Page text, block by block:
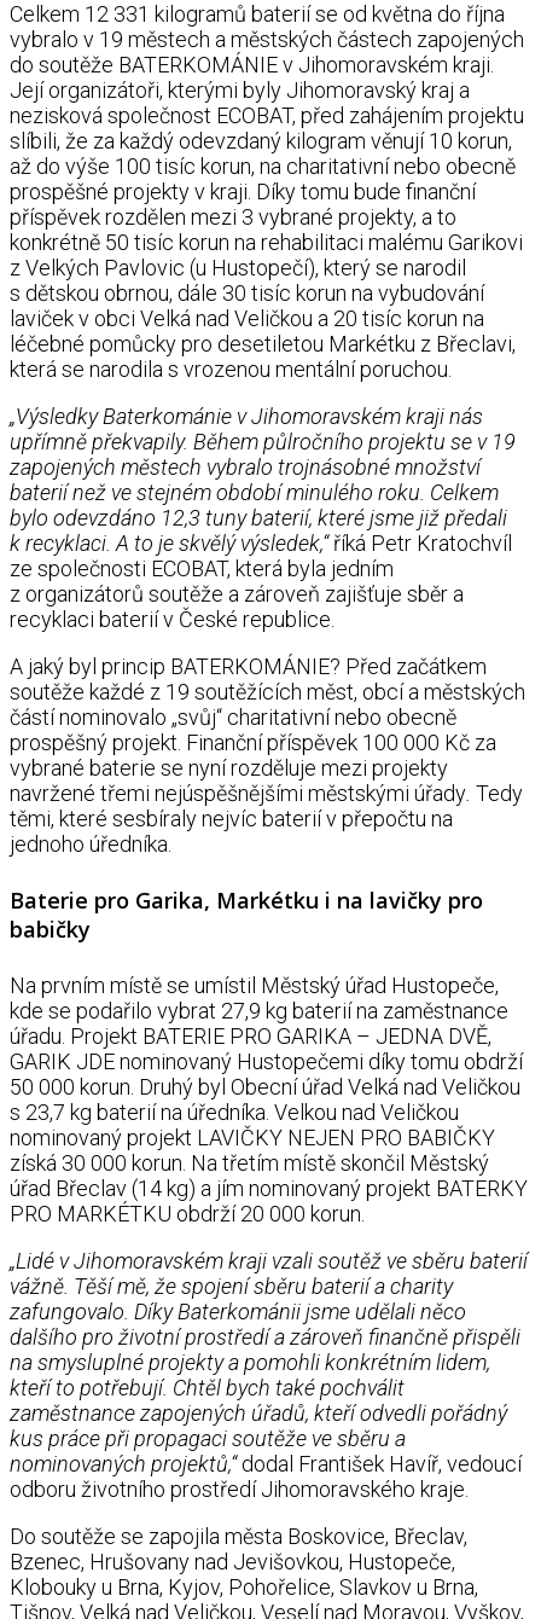
Celkem 12 331 kilogramů baterií se od května do října
vybralo v 19 městech a městských částech zapojených
do soutěže BATERKOMÁNIE v Jihomoravském kraji.
Její organizátoři, kterými byly Jihomoravský kraj a
nezisková společnost ECOBAT, před zahájením projektu
slíbili, že za každý odevzdaný kilogram věnují 10 korun,
až do výše 100 tisíc korun, na charitativní nebo obecně
prospěšné projekty v kraji. Díky tomu bude finanční
příspěvek rozdělen mezi 3 vybrané projekty, a to
konkrétně 50 tisíc korun na rehabilitaci malému Garikovi
z Velkých Pavlovic (u Hustopečí), který se narodil
s dětskou obrnou, dále 30 tisíc korun na vybudování
laviček v obci Velká nad Veličkou a 20 tisíc korun na
léčebné pomůcky pro desetiletou Markétku z Břeclavi,
která se narodila s vrozenou mentální poruchou.
„Výsledky Baterkománie v Jihomoravském kraji nás
upřímně překvapily. Během půlročního projektu se v 19
zapojených městech vybralo trojnásobné množství
baterií než ve stejném období minulého roku. Celkem
bylo odevzdáno 12,3 tuny baterií, které jsme již předali
k recyklaci. A to je skvělý výsledek,“říká Petr Kratochvíl
ze společnosti ECOBAT, která byla jedním
z organizátorů soutěže a zároveň zajišťuje sběr a
recyklaci baterií v České republice.
A jaký byl princip BATERKOMÁNIE? Před začátkem
soutěže každé z 19 soutěžících měst, obcí a městských
částí nominovalo „svůj“ charitativní nebo obecně
prospěšný projekt. Finanční příspěvek 100 000 Kč za
vybrané baterie se nyní rozděluje mezi projekty
navržené třemi nejúspěšnějšími městskými úřady. Tedy
těmi, které sesbíraly nejvíc baterií v přepočtu na
jednoho úředníka.
Baterie pro Garika, Markétku i na lavičky pro
babičky
Na prvním místě se umístil Městský úřad Hustopeče,
kde se podařilo vybrat 27,9 kg baterií na zaměstnance
úřadu. Projekt BATERIE PRO GARIKA – JEDNA DVĚ,
GARIK JDE nominovaný Hustopečemi díky tomu obdrží
50 000 korun. Druhý byl Obecní úřad Velká nad Veličkou
s 23,7 kg baterií na úředníka. Velkou nad Veličkou
nominovaný projekt LAVIČKY NEJEN PRO BABIČKY
získá 30 000 korun. Na třetím místě skončil Městský
úřad Břeclav (14 kg) a jím nominovaný projekt BATERKY
PRO MARKÉTKU obdrží 20 000 korun.
„Lidé v Jihomoravském kraji vzali soutěž ve sběru baterií
vážně. Těší mě, že spojení sběru baterií a charity
zafungovalo. Díky Baterkománii jsme udělali něco
dalšího pro životní prostředí a zároveň finančně přispěli
na smysluplné projekty a pomohli konkrétním lidem,
kteří to potřebují. Chtěl bych také pochválit
zaměstnance zapojených úřadů, kteří odvedli pořádný
kus práce při propagaci soutěže ve sběru a
nominovaných projektů,“dodal František Havíř, vedoucí
odboru životního prostředí Jihomoravského kraje.
Do soutěže se zapojila města Boskovice, Břeclav,
Bzenec, Hrušovany nad Jevišovkou, Hustopeče,
Klobouky u Brna, Kyjov, Pohořelice, Slavkov u Brna,
Tišnov, Velká nad Veličkou, Veselí nad Moravou, Vyškov,